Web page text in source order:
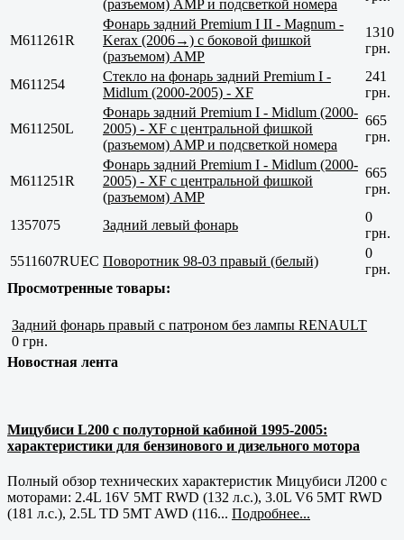
(разъемом) AMP и подсветкой номера
M611261R
Фонарь задний Premium I II - Magnum -
Kerax (2006→) с боковой фишкой
(разъемом) AMP
1310
грн.
M611254
Стекло на фонарь задний Premium I -
Midlum (2000-2005) - XF
241
грн.
M611250L
Фонарь задний Premium I - Midlum (2000-
2005) - XF с центральной фишкой
(разъемом) AMP и подсветкой номера
665
грн.
M611251R
Фонарь задний Premium I - Midlum (2000-
2005) - XF с центральной фишкой
(разъемом) AMP
665
грн.
1357075 Задний левый фонарь
0
грн.
5511607RUEC Поворотник 98-03 правый (белый)
0
грн.
Просмотренные товары:
Задний фонарь правый с патроном без лампы RENAULT
0 грн.
Новостная лента
Мицубиси L200 с полуторной кабиной 1995-2005:
характеристики для бензинового и дизельного мотора
Полный обзор технических характеристик Мицубиси Л200 с
моторами: 2.4L 16V 5MT RWD (132 л.с.), 3.0L V6 5MT RWD
(181 л.с.), 2.5L TD 5MT AWD (116... Подробнее...